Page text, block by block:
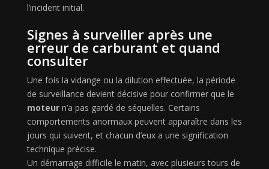
l’incident initial.
Signes à surveiller après une
erreur de carburant et quand
consulter
Une fois la vidange ou la dilution effectuée, la période
de surveillance devient décisive pour confirmer que le
moteurn’a pas gardé de séquelles. Certains
comportements anormaux peuvent apparaître dans les
jours qui suivent, et chacun d’eux a une signification
technique précise.
Un démarrage difficile le matin, avec plusieurs tours de